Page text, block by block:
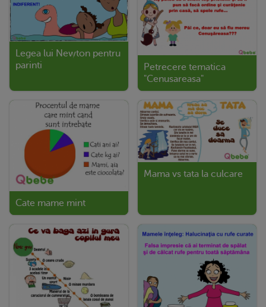
Legea lui Newton pentru
parinti
Petrecere tematica
"Cenusareasa"
Cate mame mint
Mama vs tata la culcare